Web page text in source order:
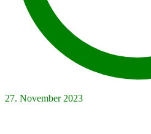
27. November 2023